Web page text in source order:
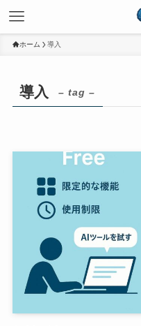
ホーム 導入
導入 – tag –